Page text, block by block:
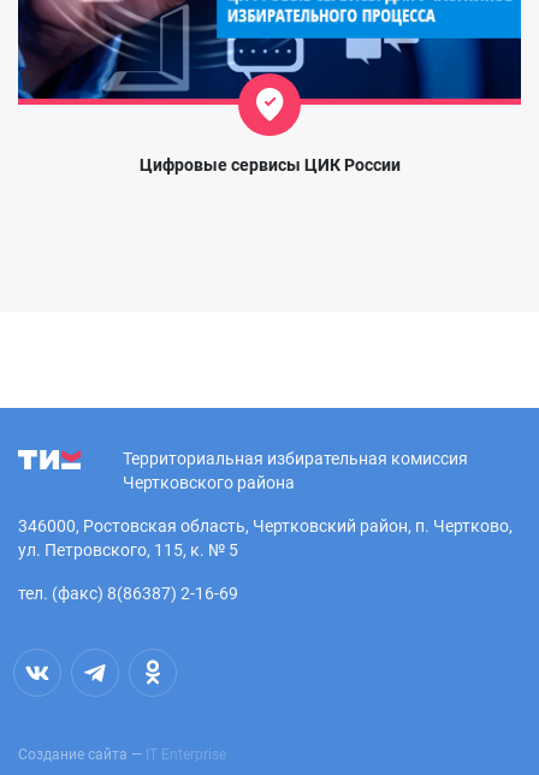
Цифровые сервисы ЦИК России
Территориальная избирательная комиссия
Чертковского района
346000, Ростовская область, Чертковский район, п. Чертково,
ул. Петровского, 115, к. № 5
тел. (факс) 8(86387) 2-16-69
Создание сайта — IT Enterprise